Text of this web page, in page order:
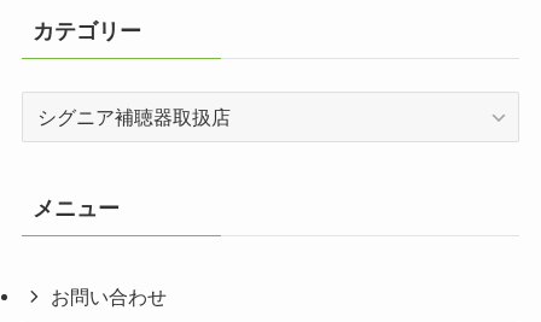
カテゴリー
メニュー
お問い合わせ